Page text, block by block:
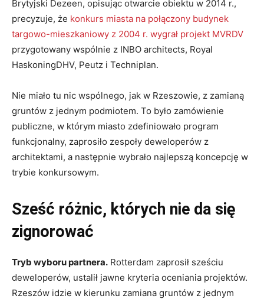
Brytyjski Dezeen, opisując otwarcie obiektu w 2014 r.,
precyzuje, że konkurs miasta na połączony budynek
targowo-mieszkaniowy z 2004 r. wygrał projekt MVRDV
przygotowany wspólnie z INBO architects, Royal
HaskoningDHV, Peutz i Techniplan.
Nie miało tu nic wspólnego, jak w Rzeszowie, z zamianą
gruntów z jednym podmiotem. To było zamówienie
publiczne, w którym miasto zdefiniowało program
funkcjonalny, zaprosiło zespoły deweloperów z
architektami, a następnie wybrało najlepszą koncepcję w
trybie konkursowym.
Sześć różnic, których nie da się
zignorować
Tryb wyboru partnera. Rotterdam zaprosił sześciu
deweloperów, ustalił jawne kryteria oceniania projektów.
Rzeszów idzie w kierunku zamiana gruntów z jednym